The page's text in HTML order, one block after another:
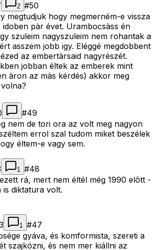
2 #50
megtudjuk hogy megmerném-e vissza
idoben pàr évet. Urambocsàss én
szuleim nagyszuleim nem rohantak a
asszem jobb igy. Eléggé megdobbent
az embertàrsaid nagyrészét.
jobban éltek az emberek mint
àron az màs kérdés) akkor meg
#49
nem de tori ora az volt meg nagyon
errol szal tudom miket beszélek
éltem-e vagy sem.
1 #48
rá, mert nem éltél még 1990 elõtt -
is diktatura volt.
1 #47
gyáva, és komformista, szereti a
szajkózni, és nem mer kiállni az